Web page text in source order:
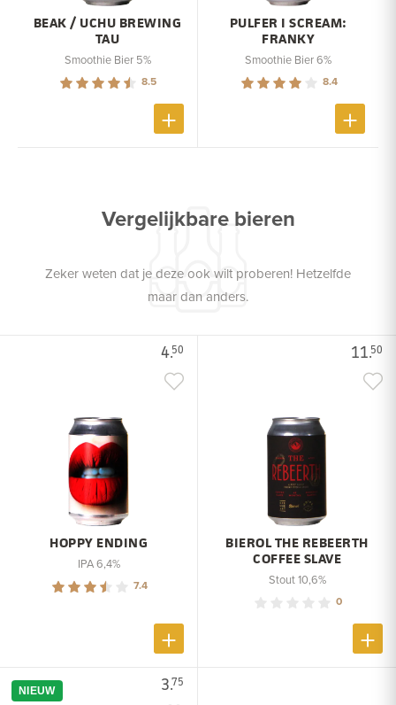
BEAK / UCHU BREWING
TAU
Smoothie Bier 5%
8.5
PULFER I SCREAM:
FRANKY
Smoothie Bier 6%
8.4
Vergelijkbare bieren
Zeker weten dat je deze ook wilt proberen! Hetzelfde
maar dan anders.
4.50
HOPPY ENDING
IPA 6,4%
7.4
11.50
BIEROL THE REBEERTH
COFFEE SLAVE
Stout 10,6%
0
3.75
NIEUW